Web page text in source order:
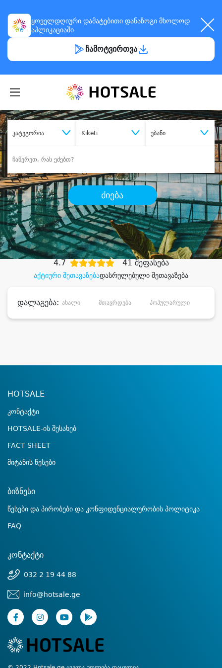
ყოველდღიური დამატებითი დანაზოგი მხოლოდ
აპლიკაციაში
ჩამოტვირთვა
კატეგორია Kiketi უბანი
ძიება
შეიძინესასურველი მომსახურება
დიდი დანაზოგით
აქტიური შეთავაზებადასრულებული შეთავაზება
4.7 41 შეფასება
დალაგება: ახალი მთავრდება პოპულარული
HOTSALE
კონტაქტი
HOTSALE-ის შესახებ
FACT SHEET
მიტანის წესები
ბიზნესი
წესები და პირობები და კონფიდენციალურობის პოლიტიკა
FAQ
კონტაქტი
032 2 19 44 88
info@hotsale.ge